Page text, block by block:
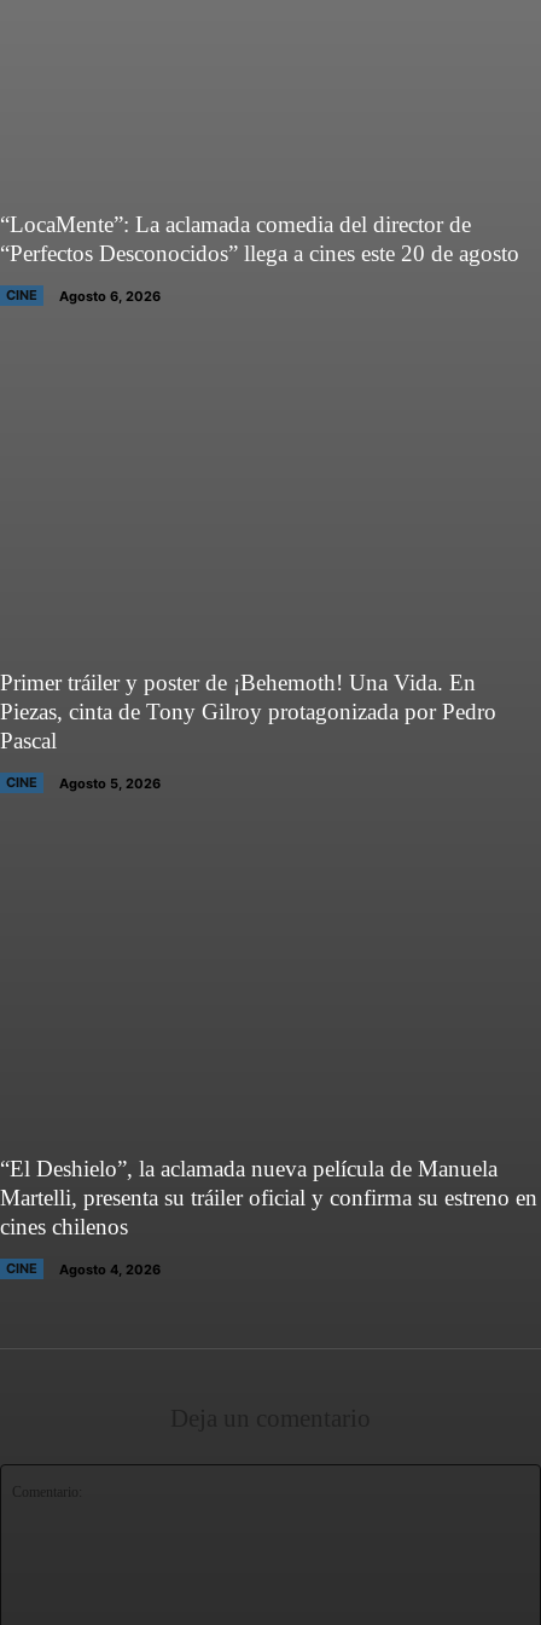
“LocaMente”: La aclamada comedia del director de
“Perfectos Desconocidos” llega a cines este 20 de agosto
CINE Agosto 6, 2026
Primer tráiler y poster de ¡Behemoth! Una Vida. En
Piezas, cinta de Tony Gilroy protagonizada por Pedro
Pascal
CINE Agosto 5, 2026
“El Deshielo”, la aclamada nueva película de Manuela
Martelli, presenta su tráiler oficial y confirma su estreno en
cines chilenos
CINE Agosto 4, 2026